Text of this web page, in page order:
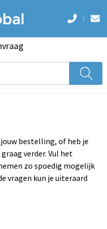
bestelling, of heb je
verder. Vul het
zo spoedig mogelijk
vragen kun je uiteraard